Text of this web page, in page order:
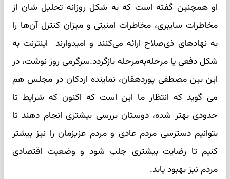
او همچنین گفته است که به شکل روزانه تحلیل شان از
مخاطرات سایبری، مخاطرات امنیتی و میزان کنترل آن‌ها را
به نهادهای ذی‌صلاح ارائه می‌کنند و امیدوارند اینترنت به
شکل دفعی یا مرحله‌به‌مرحله بازگردد.سرگرمی روز نوشت، در
این بین مصطفی پوردهقان، نماینده اردکان در مجلس هم
می گوید که انتظار ما این است که اکنون که شرایط تا
حدودی بهتر شده، دوستان بررسی بیشتری انجام دهند تا
بتوانیم دسترسی مردم عادی و مردم عزیزمان را نیز بیشتر
کنیم تا رضایت بیشتری جلب شود و وضعیت اقتصادی
مردم نیز بهبود یابد.